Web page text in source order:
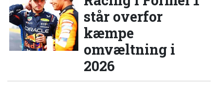
står overfor
kæmpe
omvæltning i
2026